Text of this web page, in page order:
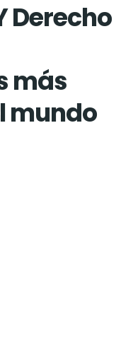
Derecho
más
mundo